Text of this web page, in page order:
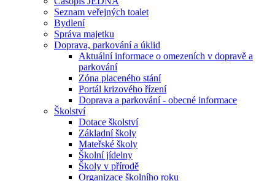
Seznam veřejných toalet
Bydlení
Správa majetku
Doprava, parkování a úklid
Aktuální informace o omezeních v dopravě a
parkování
Zóna placeného stání
Portál krizového řízení
Doprava a parkování - obecné informace
Školství
Dotace školství
Základní školy
Mateřské školy
Školní jídelny
Školy v přírodě
Organizace školního roku